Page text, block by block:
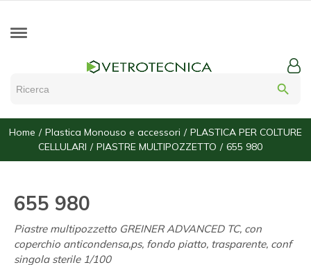
search
Home Plastica Monouso e accessori
PLASTICA PER COLTURE
CELLULARI
PIASTRE MULTIPOZZETTO 655 980
655 980
Piastre multipozzetto GREINER ADVANCED TC, con
coperchio anticondensa,ps, fondo piatto, trasparente, conf
singola sterile 1/100